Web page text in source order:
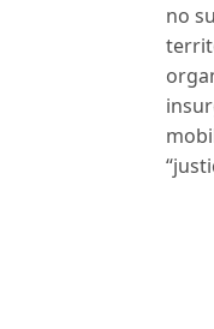
no